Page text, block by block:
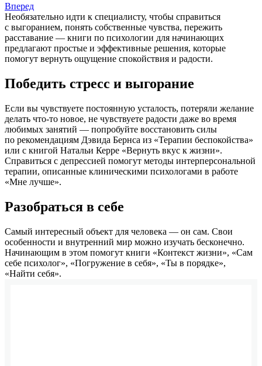
Вперед
Необязательно идти к специалисту, чтобы справиться
с выгоранием, понять собственные чувства, пережить
расставание — книги по психологии для начинающих
предлагают простые и эффективные решения, которые
помогут вернуть ощущение спокойствия и радости.
Победить стресс и выгорание
Если вы чувствуете постоянную усталость, потеряли желание
делать что-то новое, не чувствуете радости даже во время
любимых занятий — попробуйте восстановить силы
по рекомендациям Дэвида Бернса из «Терапии беспокойства»
или с книгой Натальи Керре «Вернуть вкус к жизни».
Справиться с депрессией помогут методы интерперсональной
терапии, описанные клиническими психологами в работе
«Мне лучше».
Разобраться в себе
Самый интересный объект для человека — он сам. Свои
особенности и внутренний мир можно изучать бесконечно.
Начинающим в этом помогут книги «Контекст жизни», «Сам
себе психолог», «Погружение в себя», «Ты в порядке»,
«Найти себя».